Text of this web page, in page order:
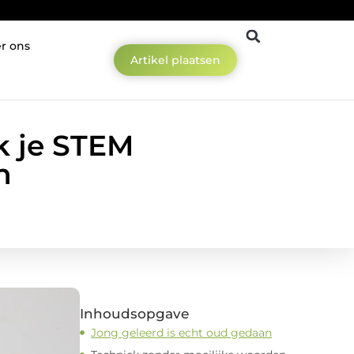
ons
Artikel plaatsen
STEM
Inhoudsopgave
Jong geleerd is echt oud gedaan